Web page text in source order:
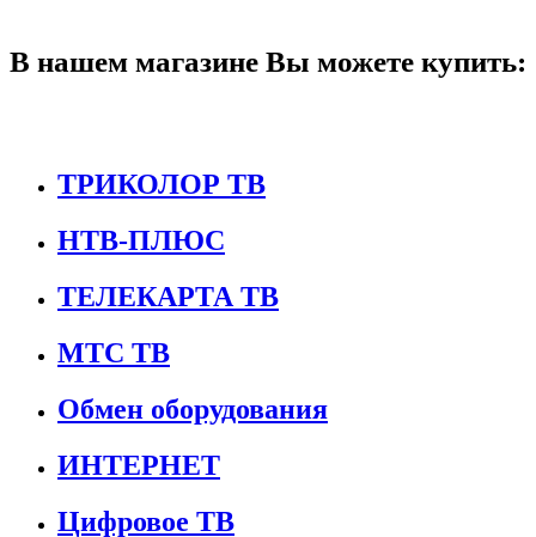
В нашем магазине Вы можете купить:
ТРИКОЛОР ТВ
НТВ-ПЛЮС
ТЕЛЕКАРТА ТВ
МТС ТВ
Обмен оборудования
ИНТЕРНЕТ
Цифровое ТВ